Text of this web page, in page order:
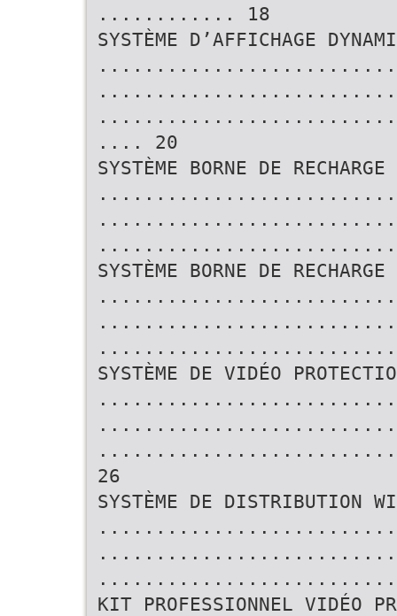
............ 18
SYSTÈME D’AFFICHAGE
.... 20
SYSTÈME BORNE DE
SYSTÈME BORNE DE
SYSTÈME DE VIDÉO
26
SYSTÈME DE DISTRIBUTION
KIT PROFESSIONNEL VIDÉO